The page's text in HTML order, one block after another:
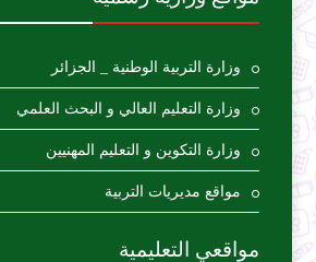
وزارة التربية الوطنية _ الجزائر
وزارة التعليم العالي و البحث العلمي
وزارة التكوين و التعليم المهنيين
مواقع مديريات التربية
مواقعي التعليمية